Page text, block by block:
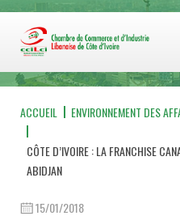
ACCUEIL ENVIRONNEMENT DES
CÔTE D’IVOIRE : LA FRANCHISE
ABIDJAN
15/01/2018